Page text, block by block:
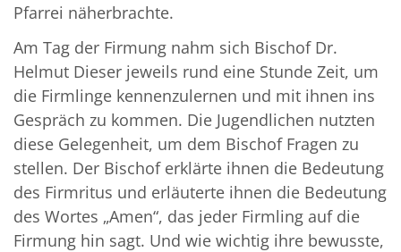
Pfarrei näherbrachte.
Am Tag der Firmung nahm sich Bischof Dr.
Helmut Dieser jeweils rund eine Stunde Zeit, um
die Firmlinge kennenzulernen und mit ihnen ins
Gespräch zu kommen. Die Jugendlichen nutzten
diese Gelegenheit, um dem Bischof Fragen zu
stellen. Der Bischof erklärte ihnen die Bedeutung
des Firmritus und erläuterte ihnen die Bedeutung
des Wortes „Amen“, das jeder Firmling auf die
Firmung hin sagt. Und wie wichtig ihre bewusste,